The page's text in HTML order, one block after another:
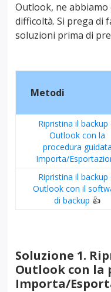
Outlook, ne
difficoltà. Si prega di
soluzioni prima di
Metodi
Ripristina il backup
Outlook con la
procedura guidata
Importa/
Ripristina il backup
Outlook con il
di backup 👍
Soluzione 1.
Outlook con la
Importa/